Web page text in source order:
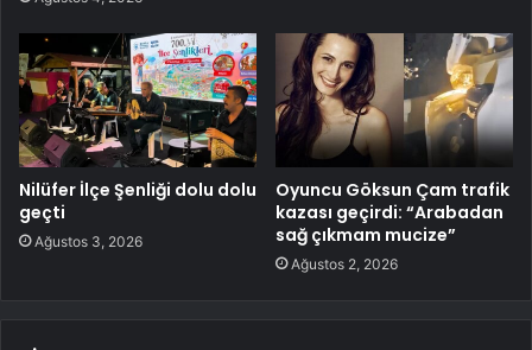
Nilüfer İlçe Şenliği dolu dolu
geçti
Ağustos 3, 2026
Oyuncu Göksun Çam trafik
kazası geçirdi: “Arabadan
sağ çıkmam mucize”
Ağustos 2, 2026